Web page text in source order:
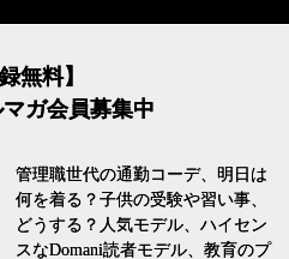
無料】
ガ会員募集中
管理職世代の通勤コーデ、明日は
何を着る？子供の受験や習い事、
どうする？人気モデル、ハイセン
スなDomani読者モデル、教育のプ